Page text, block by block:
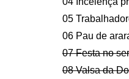
05
06 Pau de
07 Festa no
08 Valsa da